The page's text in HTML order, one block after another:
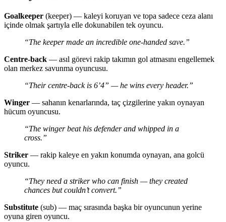
Goalkeeper (keeper) — kaleyi koruyan ve topa sadece ceza alanı
içinde olmak şartıyla elle dokunabilen tek oyuncu.
“The keeper made an incredible one-handed save.”
Centre-back — asıl görevi rakip takımın gol atmasını engellemek
olan merkez savunma oyuncusu.
“Their centre-back is 6’4” — he wins every header.”
Winger — sahanın kenarlarında, taç çizgilerine yakın oynayan
hücum oyuncusu.
“The winger beat his defender and whipped in a
cross.”
Striker — rakip kaleye en yakın konumda oynayan, ana golcü
oyuncu.
“They need a striker who can finish — they created
chances but couldn’t convert.”
Substitute (sub) — maç sırasında başka bir oyuncunun yerine
oyuna giren oyuncu.